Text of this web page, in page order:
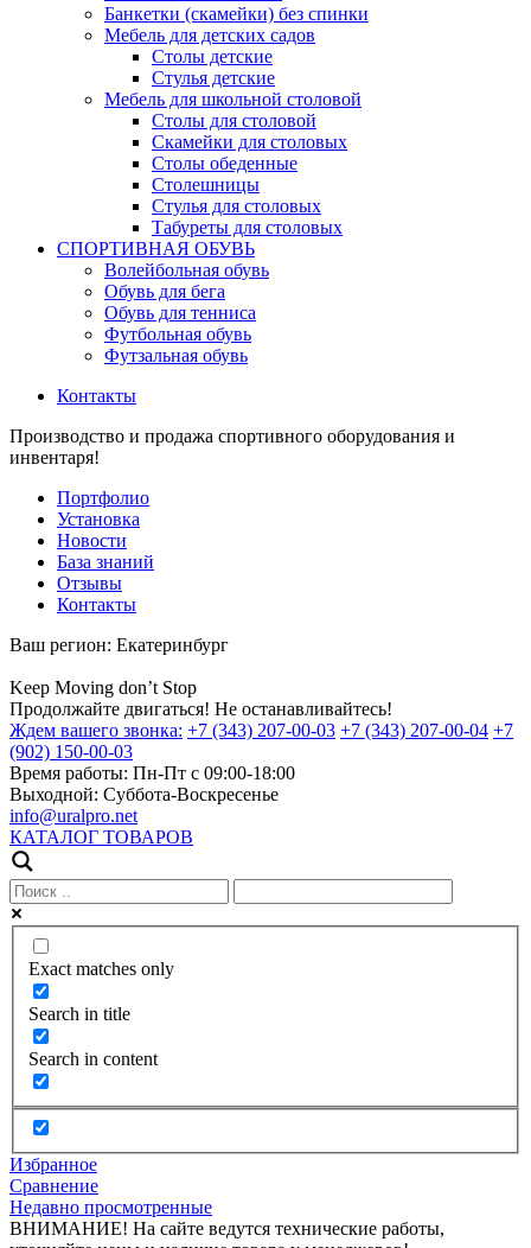
Банкетки (скамейки) без спинки
Мебель для детских садов
Столы детские
Стулья детские
Мебель для школьной столовой
Столы для столовой
Скамейки для столовых
Столы обеденные
Столешницы
Стулья для столовых
Табуреты для столовых
СПОРТИВНАЯ ОБУВЬ
Волейбольная обувь
Обувь для бега
Обувь для тенниса
Футбольная обувь
Футзальная обувь
Контакты
Производство и продажа спортивного оборудования и
инвентаря!
Портфолио
Установка
Новости
База знаний
Отзывы
Контакты
Ваш регион: Екатеринбург
Keep Moving don’t Stop
Продолжайте двигаться! Не останавливайтесь!
Ждем вашего звонка: +7 (343) 207-00-03 +7 (343) 207-00-04 +7
(902) 150-00-03
Время работы: Пн-Пт с 09:00-18:00
Выходной: Суббота-Воскресенье
info@uralpro.net
КАТАЛОГ ТОВАРОВ
Exact matches only
Search in title
Search in content
Избранное
Сравнение
Недавно просмотренные
ВНИМАНИЕ! На сайте ведутся технические работы,